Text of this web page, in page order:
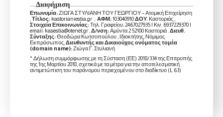
Διαφήμιση
Επωνυμία:ΖΙΩΓΑ ΣΤΥΛΙΑΝΗ ΤΟΥ ΓΕΩΡΓΙΟΥ – Ατομική Επιχείρηση
Τίτλος: kastorianiestia.gr , ΑΦΜ:103040910ΔΟΥ: Καστοριάς ,
Στοιχεία Επικοινωνίας:Τηλ. Γραφείου: 2467027935 | Κιν. 6937229370 |
email: kasestia@otenet.gr , Δ/νση:Αμύντα 2 52100 Καστοριά . Διευθ.
Σύνταξης:Θεοδώρα Κωτσοπούλου , Ιδιοκτήτης, Νόμιμος
Εκπρόσωπος, Διευθυντής και Δικαιούχος ονόματος τομέα
(domain name):Ζιώγα Γ. Στυλιανή
* Δήλωση συμμόρφωσης με τη Σύσταση (ΕΕ) 2018/334 της Επιτροπής
της 1ης Μαρτίου 2018, σχετικά με τα μέτρα για την αποτελεσματική
αντιμετώπιση του παράνομου περιεχομένου στο διαδίκτυο (L 63)